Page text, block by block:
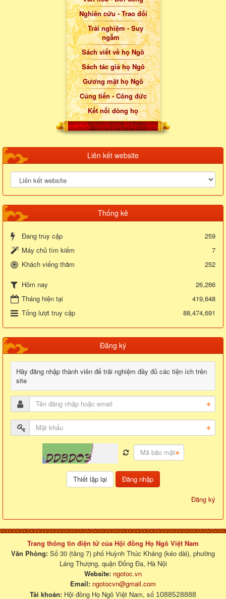
Nghiên cứu - Trao đổi
Trải nghiệm - Suy
ngẫm
Sách viết về họ Ngô
Sách tác giả họ Ngô
Gương mặt họ Ngô
Cúng tiến - Công đức
Kết nối dòng họ
Liên kết website
Thống kê
Đang truy cập
259
Máy chủ tìm kiếm
7
Khách viếng thăm
252
Hôm nay
26,266
Tháng hiện tại
419,648
Tổng lượt truy cập
88,474,691
Đăng ký
Hãy đăng nhập thành viên để trải nghiệm đầy đủ các tiện ích trên
site
Đăng nhập
Đăng ký
Trang thông tin điện tử của Hội đồng Họ Ngô Việt Nam
Văn Phòng: Số 30 (tầng 7) phố Huỳnh Thúc Kháng (kéo dài), phường
Láng Thượng, quận Đống Đa, Hà Nội
Website: ngotoc.vn
Email: ngotocvn@gmail.com
Tài khoản: Hội đồng Họ Ngô Việt Nam, số 1088528888